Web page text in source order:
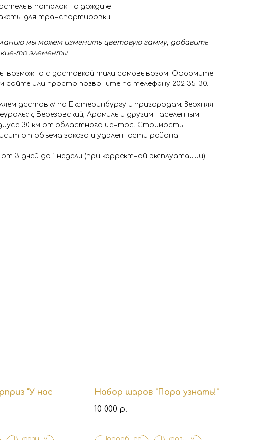
в потолок на дождике
для транспортировки
мы можем изменить цветовую гамму, добавить
то элементы.
возможно с доставкой тили самовывозом. Оформите
сайте или просто позвоните по телефону 202-35-30.
доставку по Екатеринбургу и пригородам: Верхняя
Березовский, Арамиль и другим населенным
30 км от областного центра. Стоимость
от объема заказа и удаленности района.
3 дней до 1 недели (при корректной эксплуатации)
"У нас
В корзину
Набор шаров "Пора узнать!"
10 000 р.
Подробнее В корзину